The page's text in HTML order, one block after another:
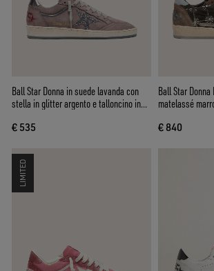
Ball Star Donna in suede lavanda con
stella in glitter argento e talloncino in
€ 535
Ball Star
matelassé
€ 840
LIMITED